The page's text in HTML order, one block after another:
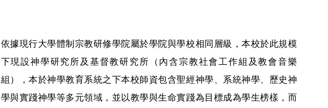
依據現行大學體制宗教研修學院屬於學院與學校相同層級，本校於此規模
下現設神學研究所及基督教研究所（內含宗教社會工作組及教會音樂
組），本於神學教育系統之下本校師資包含聖經神學、系統神學、歷史神
學與實踐神學等多元領域，並以教學與生命實踐為目標成為學生榜樣，而